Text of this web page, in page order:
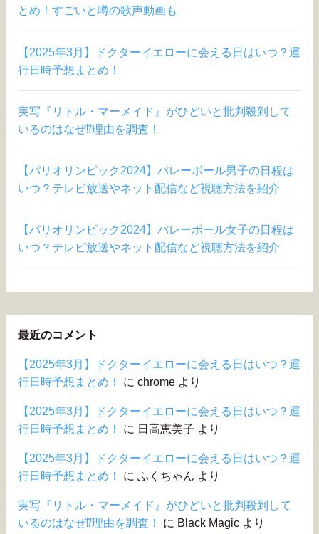
とめ！すごいと噂の歌声動画も
【2025年3月】ドクターイエローに会える日はいつ？運
行日時予想まとめ！
実写『リトル・マーメイド』がひどいと批判殺到して
いるのはなぜ⁉︎理由を調査！
【パリオリンピック2024】バレーボール男子の日程は
いつ？テレビ放送やネット配信など視聴方法を紹介
【パリオリンピック2024】バレーボール女子の日程は
いつ？テレビ放送やネット配信など視聴方法を紹介
最近のコメント
【2025年3月】ドクターイエローに会える日はいつ？運
行日時予想まとめ！
に chromeより
【2025年3月】ドクターイエローに会える日はいつ？運
行日時予想まとめ！
に 日高恵美子 より
【2025年3月】ドクターイエローに会える日はいつ？運
行日時予想まとめ！
に ふくちゃん より
実写『リトル・マーメイド』がひどいと批判殺到して
いるのはなぜ⁉︎理由を調査！
に Black Magicより